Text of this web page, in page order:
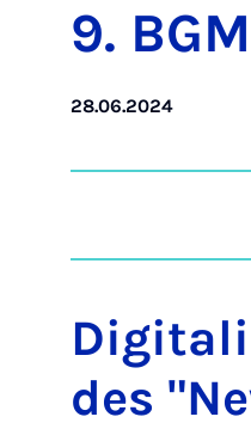
9.
28.06.2024
des